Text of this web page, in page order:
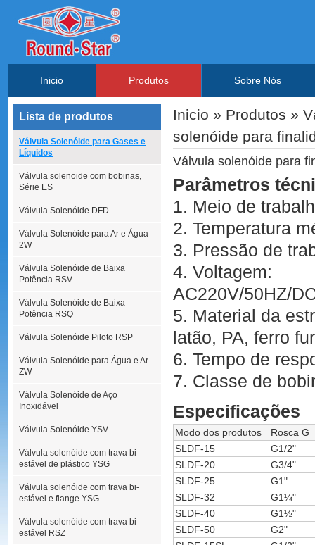
Inicio Produtos Sobre Nós
Lista de produtos
Válvula Solenóide para Gases e
Líquidos
Válvula solenoide com bobinas,
Série ES
Válvula Solenóide DFD
Válvula Solenóide para Ar e Água
2W
Válvula Solenóide de Baixa
Potência RSV
Válvula Solenóide de Baixa
Potência RSQ
Válvula Solenóide Piloto RSP
Válvula Solenóide para Água e Ar
ZW
Válvula Solenóide de Aço
Inoxidável
Válvula Solenóide YSV
Válvula solenóide com trava bi-
estável de plástico YSG
Válvula solenóide com trava bi-
estável e flange YSG
Válvula solenóide com trava bi-
estável RSZ
Inicio » Produtos »
solenóide para
Válvula solenóide para
Parâmetros
1. Meio de
2. Temperatura
3. Pressão de
4. Voltagem:
AC220V/50HZ/
5. Material da
latão, PA, ferro
6. Tempo de
7. Classe de
Especificações
Modo dos produtos
Rosca G
SLDF-15
G1/2"
SLDF-20
G3/4"
SLDF-25
G1"
SLDF-32
G1¼"
SLDF-40
G1½"
SLDF-50
G2"